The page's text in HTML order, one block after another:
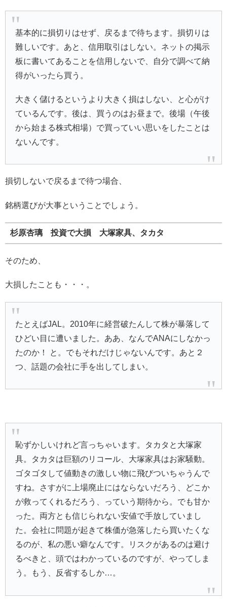
基本的に損切りはせず、戻るまで待ちます。損切りは
難しいです。あと、信用取引はしない。ネットの掲示
板に書いてあることを信用しないで、自分で調べて納
得がいったら買う。
大きく儲けるというより大きく損はしない、と心がけ
ているんです。後は、買うのはお昼まで。後場（午後
から始まる株式相場）で買っていい思いをしたことは
ないんです。
損切しないで戻るまで待つ場合、
銘柄選びが大事ということでしょう。
杉原杏璃 投資で大損 大塚家具、タカタ
そのため、
大損したことも・・・。
たとえばJAL。2010年に経営破たんして株が暴落して
ひどい目に遭いました。ああ、なんでANAにしなかっ
たのか！ と。でもそれだけじゃないんです。あと２
つ、話題の会社に手を出してしまい。
恥ずかしいけれど言っちゃいます。タカタと大塚家
具。タカタは巨額のリコール、大塚家具はお家騒動。
ゴタゴタして値動きの激しい物に飛びついちゃうんで
すね。さすがに上場廃止にはならないだろう、どこか
が救ってくれるだろう、っていう期待から。でも甘か
った。両方とも信じられない安値で手放していまし
た。会社に問題が起きて株価が急落したら買いたくな
るのが、私の悪い癖なんです。リスクがあるのは避け
るべきと、頭ではわかっているのですが、やってしま
う。もう、反省するしか…。